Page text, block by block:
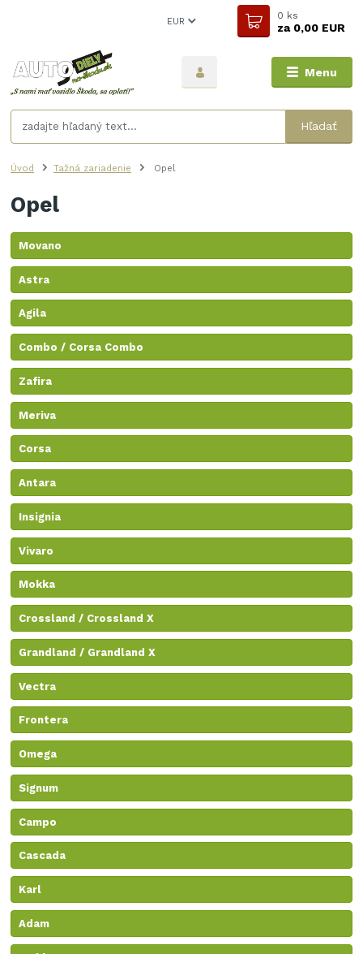
Menu
EUR
Hľadať
0 ks
za0,00 EUR
Úvod Tažná zariadenie Opel
Opel
Movano
Astra
Agila
Combo / Corsa Combo
Zafira
Meriva
Corsa
Antara
Insignia
Vivaro
Mokka
Crossland / Crossland X
Grandland / Grandland X
Vectra
Frontera
Omega
Signum
Campo
Cascada
Karl
Adam